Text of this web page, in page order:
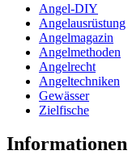
Angel-DIY
Angelausrüstung
Angelmagazin
Angelmethoden
Angelrecht
Angeltechniken
Gewässer
Zielfische
Informationen